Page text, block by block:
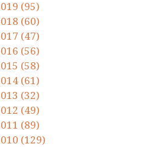
(95)
(60)
(47)
(56)
(58)
(61)
(32)
(49)
(89)
(129)